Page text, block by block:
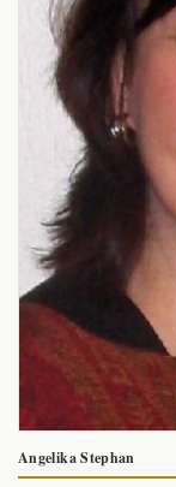
Angelika Stephan